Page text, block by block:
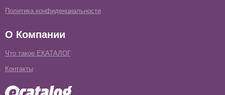
Политика конфиденциальности
О Компании
Что такое ЕКАТАЛОГ
Контакты